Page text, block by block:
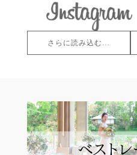
さらに読み込む…